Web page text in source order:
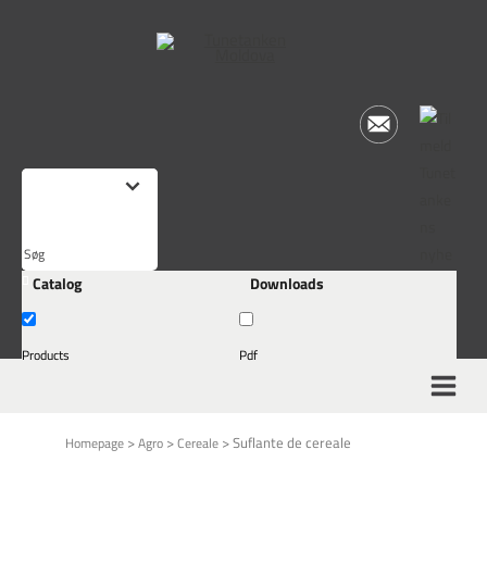
Søg
her.
..
Catalog
Products
Downloads
Pdf
Homepage >Agro >Cereale >Suflante de cereale